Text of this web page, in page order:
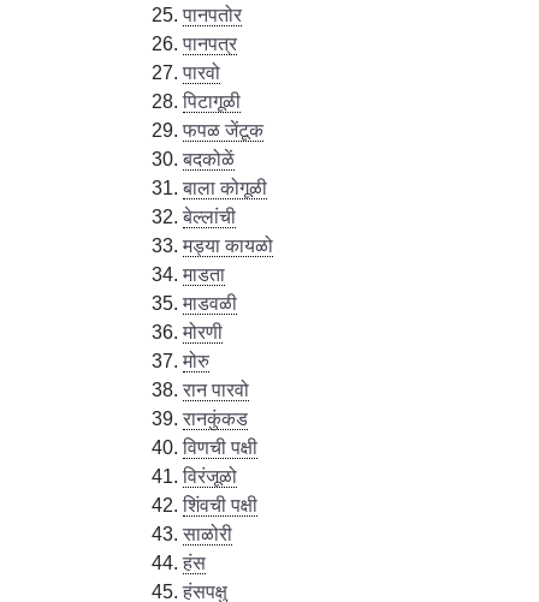
पानपतोर
पानपत्र
पारवो
पिटागूळी
फपळ जेंटूक
बदकोळें
बाला कोगूळी
बेल्लांची
मड्या कायळो
माडता
माडवळी
मोरणी
मोरु
रान पारवो
रानकुंकड
विणची पक्षी
विरंजूळो
शिंवची पक्षी
साळोरी
हंस
हंसपक्षु